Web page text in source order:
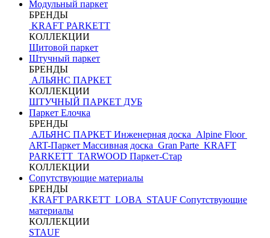
Модульный паркет
БРЕНДЫ
KRAFT PARKETT
КОЛЛЕКЦИИ
Щитовой паркет
Штучный паркет
БРЕНДЫ
АЛЬЯНС ПАРКЕТ
КОЛЛЕКЦИИ
ШТУЧНЫЙ ПАРКЕТ ДУБ
Паркет Елочка
БРЕНДЫ
АЛЬЯНС ПАРКЕТ Инженерная доска Alpine Floor
ART-Паркет Массивная доска Gran Parte KRAFT
PARKETT TARWOOD Паркет-Стар
КОЛЛЕКЦИИ
Сопутствующие материалы
БРЕНДЫ
KRAFT PARKETT LOBA STAUF Сопутствующие
материалы
КОЛЛЕКЦИИ
STAUF